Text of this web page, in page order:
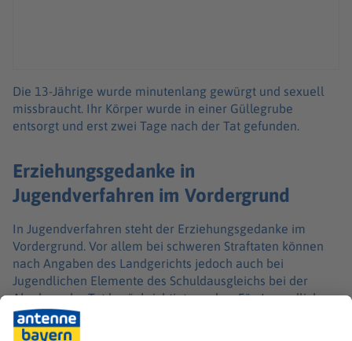
Die 13-Jährige wurde minutenlang gewürgt und sexuell
missbraucht. Ihr Körper wurde in einer Güllegrube
entsorgt und erst zwei Tage nach der Tat gefunden.
Erziehungsgedanke in
Jugendverfahren im Vordergrund
In Jugendverfahren steht der Erziehungsgedanke im
Vordergrund. Vor allem bei schweren Straftaten können
nach Angaben des Landgerichts jedoch auch bei
Jugendlichen Elemente des Schuldausgleichs bei der
Ahndung der Tat berücksichtigt werden. Für Jugendliche
beträgt bei Mord das Höchstmaß der Jugendstrafe zehn
Jahre. Sicherungsverwahrung ist aber unter engen